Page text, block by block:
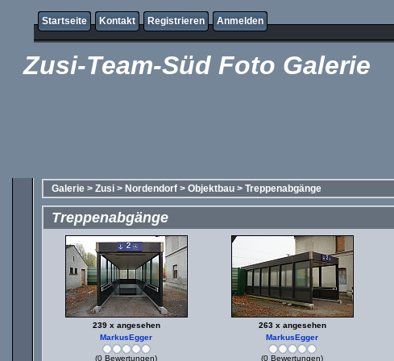
Startseite Kontakt Registrieren Anmelden
Zusi-Team-Süd Foto Galerie
Galerie > Zusi > Nordendorf > Objektbau > Treppenabgänge
Treppenabgänge
239 x angesehen
MarkusEgger
(0 Bewertungen)
263 x angesehen
MarkusEgger
(0 Bewertungen)